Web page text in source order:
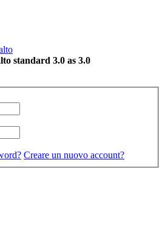
standard 3.0 as 3.0
Creare un nuovo account?